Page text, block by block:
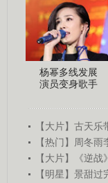
杨幂多线发展
演员变身歌手
【大片】古天乐
【热门】周冬
【大片】《逆
【明星】景甜